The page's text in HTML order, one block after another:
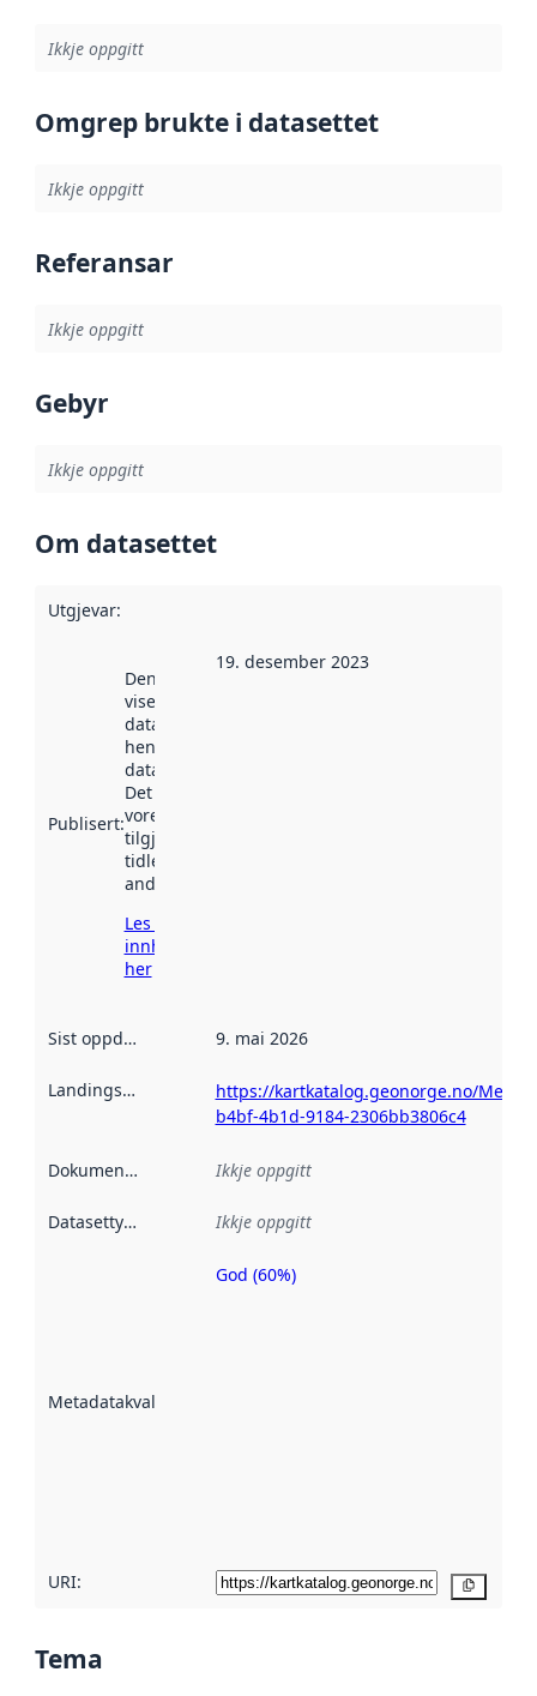
Ikkje oppgitt
Omgrep brukte i datasettet
Ikkje oppgitt
Referansar
Ikkje oppgitt
Gebyr
Ikkje oppgitt
Om datasettet
Utgjevar:
Publisert:
Denne datoen
viser når
datasettet vart
henta inn av
data.norge.no.
Det kan ha
vore
tilgjengeleg
tidlegare
andre stader.
Les meir om
innhenting
her
19. desember 2023
Sist oppdatert 9. mai 2026
Landingsside
https://kartkatalog.geonorge.no/
b4bf-4b1d-9184-2306bb3806c4
Dokumentasjon Ikkje oppgitt
Datasettype Ikkje oppgitt
Metadatakvalitet
Metadatakvalitet
God (60%)
URI:
Tema